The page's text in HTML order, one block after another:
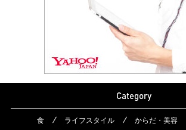
Category
食 ライフスタイル からだ・美容